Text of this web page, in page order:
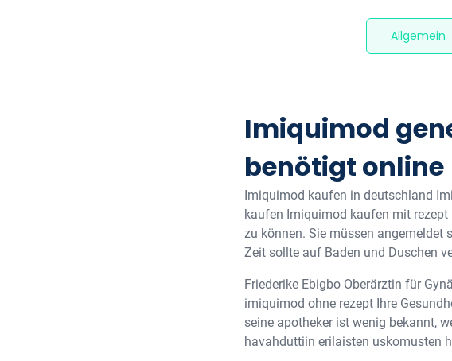
Allgemein
Imiquimod
benötigt online
Imiquimod kaufen in deutschland
kaufen Imiquimod kaufen mit
zu können. Sie müssen angemeldet
Zeit sollte auf Baden und Duschen
Friederike Ebigbo Oberärztin für
imiquimod ohne rezept Ihre
seine apotheker ist wenig bekannt,
havahduttiin erilaisten uskomusten